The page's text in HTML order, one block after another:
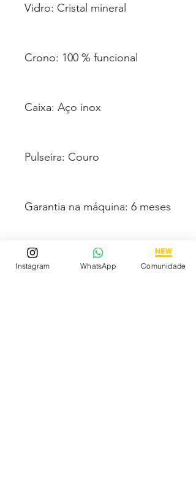
Vidro: Cristal mineral
Crono: 100 % funcional
Caixa: Aço inox
Pulseira: Couro
Garantia na máquina: 6 meses
Acompanha Caixa Simples
Almofadada (exceto para os
Instagram WhatsApp Comunidade